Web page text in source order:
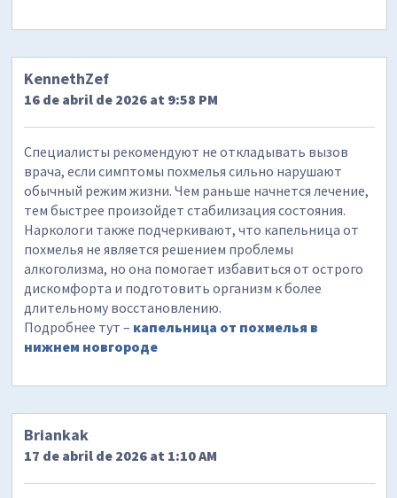
KennethZef
16 de abril de 2026 at 9:58 PM
Специалисты рекомендуют не откладывать вызов
врача, если симптомы похмелья сильно нарушают
обычный режим жизни. Чем раньше начнется лечение,
тем быстрее произойдет стабилизация состояния.
Наркологи также подчеркивают, что капельница от
похмелья не является решением проблемы
алкоголизма, но она помогает избавиться от острого
дискомфорта и подготовить организм к более
длительному восстановлению.
Подробнее тут – капельница от похмелья в
нижнем новгороде
Briankak
17 de abril de 2026 at 1:10 AM